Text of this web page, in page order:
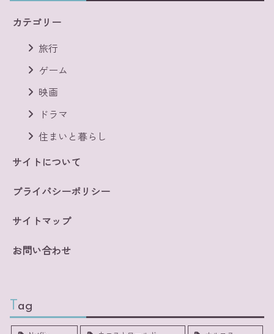
カテゴリー
旅行
ゲーム
映画
ドラマ
住まいと暮らし
サイトについて
プライバシーポリシー
サイトマップ
お問い合わせ
Tag